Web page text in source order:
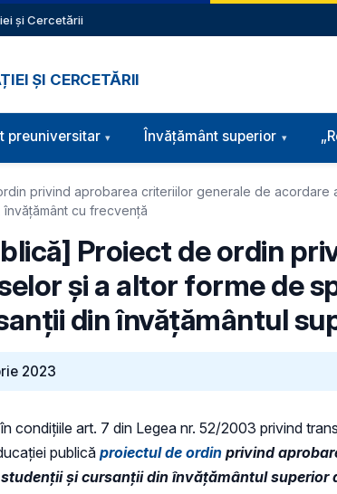
și Cercetării
ȘI CERCETĂRII
preuniversitar Învățământ superior
privind aprobarea criteriilor generale de
cu frecvență
Proiect de ordin
și a altor forme de
din învățământul
2023
condiţiile art. 7 din Legea nr. 52/2003 privind
publică proiectul de ordin privind
și cursanții din învățământul